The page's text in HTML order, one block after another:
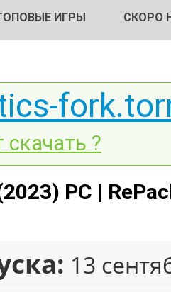
ИГРЫ СКОРО
скачать ?
PC |
13